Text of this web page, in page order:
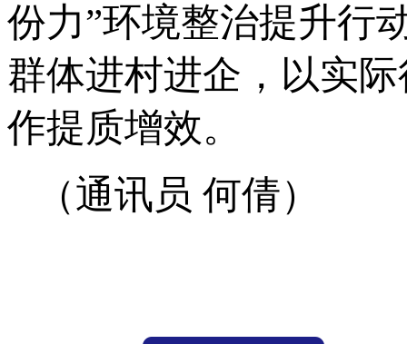
份力”环境整治提升行
群体进村进企，以实
作提质增效。
（通讯员 何倩）